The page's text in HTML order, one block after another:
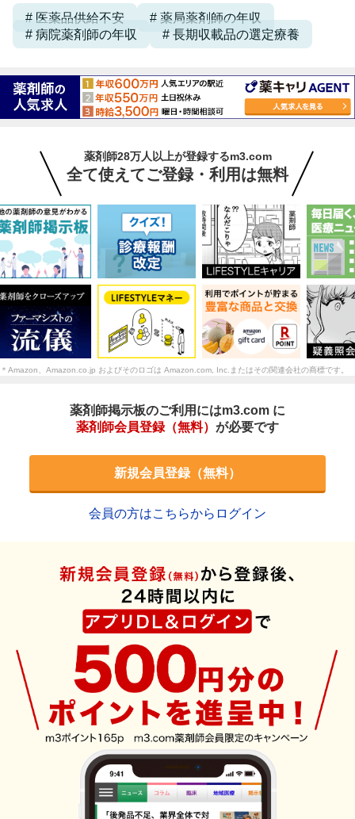
医薬品供給不安
薬局薬剤師の年収
病院薬剤師の年収
長期収載品の選定療養
薬剤師28万人以上が登録するm3.com
全て使えてご登録・利用は無料
＊Amazon、Amazon.co.jp およびそのロゴは Amazon.com, Inc.またはその関連会社の商標です。
薬剤師掲示板のご利用にはm3.com に
薬剤師会員登録（無料） が必要です
新規会員登録（無料）
会員の方はこちらからログイン